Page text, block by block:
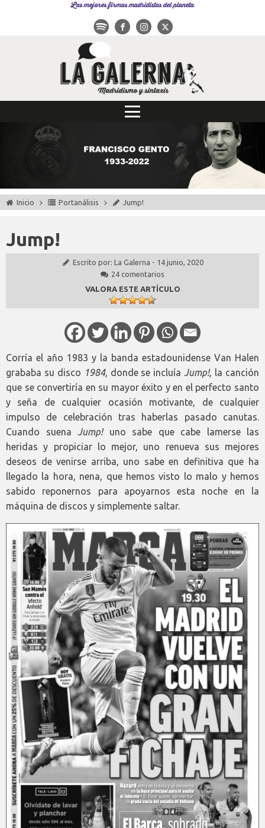
Las mejores firmas madridistas del planeta
Inicio Portanálisis Jump!
Jump!
Escrito por: La Galerna - 14 junio, 2020
24 comentarios
VALORA ESTE ARTÍCULO
Corría el año 1983 y la banda estadounidense Van Halen
grababa su disco 1984, donde se incluíaJump!, la canción
que se convertiría en su mayor éxito y en el perfecto santo
y seña de cualquier ocasión motivante, de cualquier
impulso de celebración tras haberlas pasado canutas.
Cuando suena Jump!uno sabe que cabe lamerse las
heridas y propiciar lo mejor, uno renueva sus mejores
deseos de venirse arriba, uno sabe en definitiva que ha
llegado la hora, nena, que hemos visto lo malo y hemos
sabido reponernos para apoyarnos esta noche en la
máquina de discos y simplemente saltar.